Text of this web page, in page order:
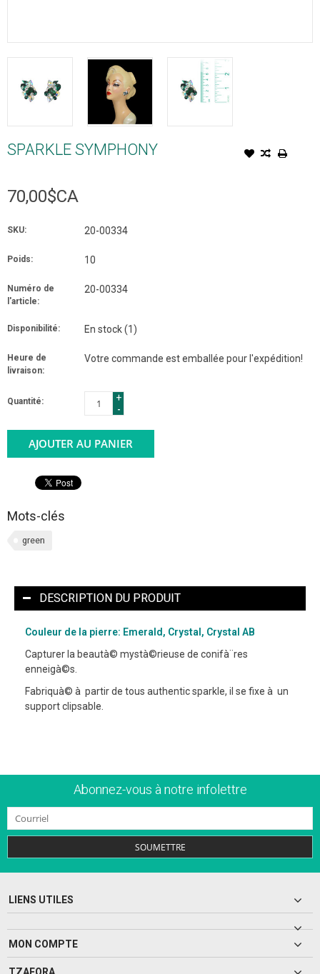
SPARKLE SYMPHONY
70,00$CA
SKU: 20-00334
Poids: 10
Numéro de
l'article:
20-00334
Disponibilité: En stock(1)
Heure de
livraison:
Votre commande est emballée pour l'expédition!
Quantité:
+
-
AJOUTER AU PANIER
Mots-clés
green
DESCRIPTION DU PRODUIT
Couleur de la pierre: Emerald, Crystal, Crystal AB
Capturer la beautà© mystà©rieuse de conifà¨res
enneigà©s.
Fabriquà© à partir de tous authentic sparkle, il se fixe à un
support clipsable.
Abonnez-vous à notre infolettre
SOUMETTRE
LIENS UTILES
MON COMPTE